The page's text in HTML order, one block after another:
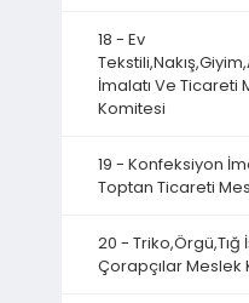
18 - Ev
İmalatı Ve Ticareti
Komitesi
19 - Konfeksiyon
Toptan Ticareti
20 - Triko,Örgü,Tığ
Çorapçılar Meslek